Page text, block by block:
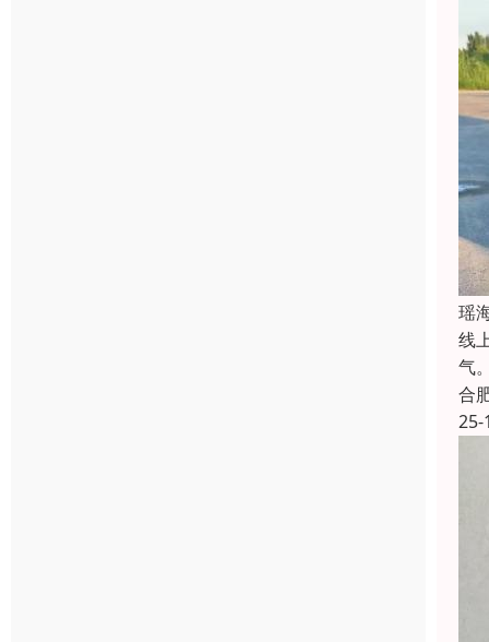
瑶
线
气
合
25-